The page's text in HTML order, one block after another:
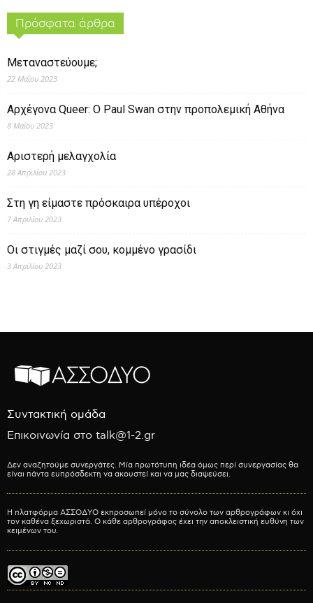
Πρόσφατα άρθρα
Μεταναστεύουμε;
22 Μαΐου 2023
Αρχέγονα Queer: O Paul Swan στην προπολεμική Αθήνα
8 Μαΐου 2023
Αριστερή μελαγχολία
28 Απριλίου 2023
Στη γη είμαστε πρόσκαιρα υπέροχοι
7 Απριλίου 2023
Οι στιγμές μαζί σου, κομμένο γρασίδι
3 Απριλίου 2023
Συντακτική ομάδα
Επικοινωνία στο talk@1-2.gr
Δεν αναζητούμε συνεργάτες. Μία πρωτότυπη ιδέα όμως περί συνεργασίας θα
είναι πάντα ευπρόσδεκτη να ακουστεί και να μας διαψεύσει.
Η πλατφόρμα ΑΣΣΟΔΥΟ εκπροσωπεί μόνο το σύνολο των αρθρογράφων κι όχι
τον καθένα ξεχωριστά. Ο κάθε αρθρογράφος έχει την αποκλειστική ευθύνη των
κειμένων του.